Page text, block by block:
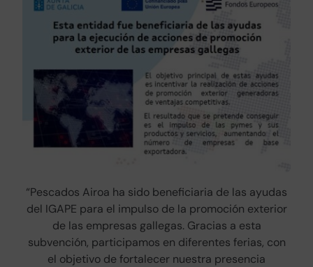
“Pescados Airoa ha sido beneficiaria de las ayudas
del IGAPE para el impulso de la promoción exterior
de las empresas gallegas. Gracias a esta
subvención, participamos en diferentes ferias, con
el objetivo de fortalecer nuestra presencia